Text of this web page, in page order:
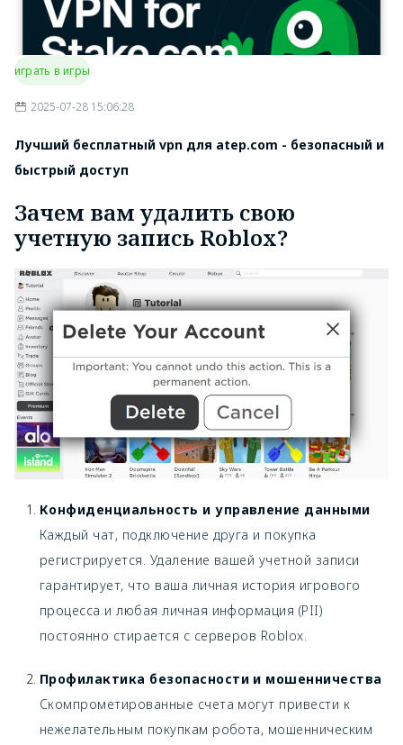
играть в игры
2025-07-28 15:06:28
Лучший бесплатный vpn для atep.com - безопасный и
быстрый доступ
Зачем вам удалить свою
учетную запись Roblox?
Конфиденциальность и управление данными
Каждый чат, подключение друга и покупка
регистрируется. Удаление вашей учетной записи
гарантирует, что ваша личная история игрового
процесса и любая личная информация (PII)
постоянно стирается с серверов Roblox.
Профилактика безопасности и мошенничества
Скомпрометированные счета могут привести к
нежелательным покупкам робота, мошенническим